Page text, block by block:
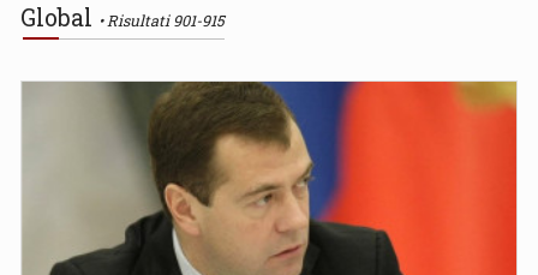
Global Risultati 901-915